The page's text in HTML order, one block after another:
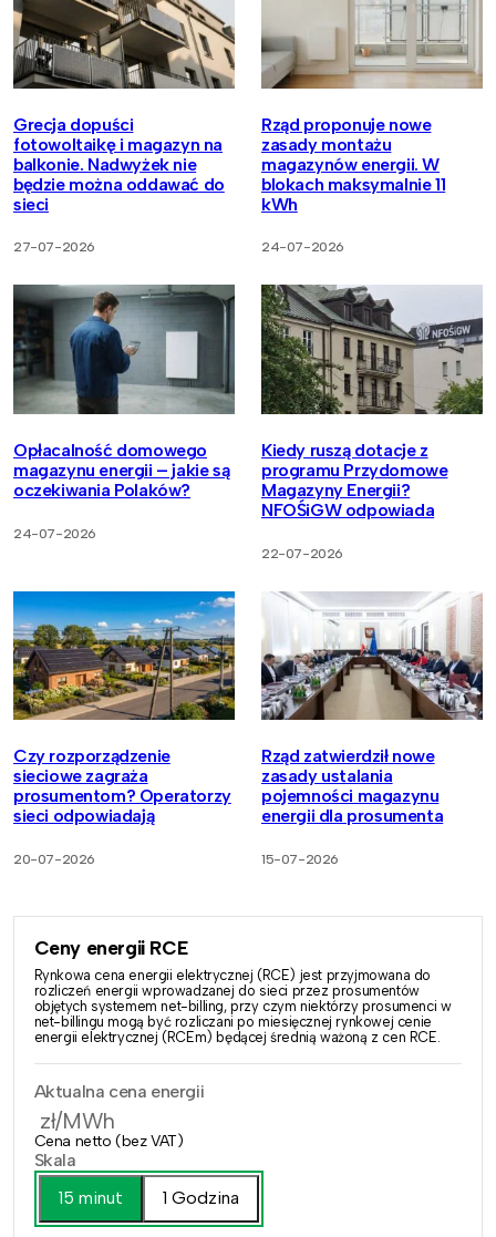
Grecja dopuści
fotowoltaikę i magazyn na
balkonie. Nadwyżek nie
będzie można oddawać do
sieci
27-07-2026
Rząd proponuje nowe
zasady montażu
magazynów energii. W
blokach maksymalnie 11
kWh
24-07-2026
Opłacalność domowego
magazynu energii – jakie są
oczekiwania Polaków?
24-07-2026
Kiedy ruszą dotacje z
programu Przydomowe
Magazyny Energii?
NFOŚiGW odpowiada
22-07-2026
Czy rozporządzenie
sieciowe zagraża
prosumentom? Operatorzy
sieci odpowiadają
20-07-2026
Rząd zatwierdził nowe
zasady ustalania
pojemności magazynu
energii dla prosumenta
15-07-2026
Ceny energii RCE
Rynkowa cena energii elektrycznej (RCE) jest przyjmowana do
rozliczeń energii wprowadzanej do sieci przez prosumentów
objętych systemem net-billing, przy czym niektórzy prosumenci w
net-billingu mogą być rozliczani po miesięcznej rynkowej cenie
energii elektrycznej (RCEm) będącej średnią ważoną z cen RCE.
Aktualna cena energii
zł/MWh
Cena netto (bez VAT)
Skala
15 minut
1 Godzina